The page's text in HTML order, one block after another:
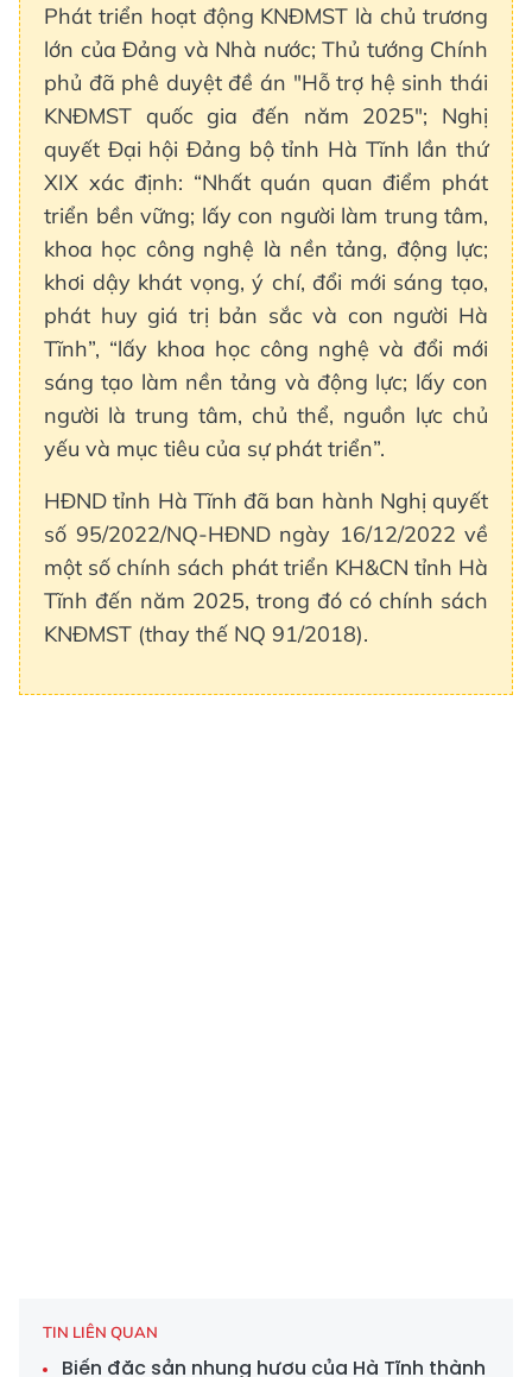
Phát triển hoạt động KNĐMST là chủ trương
lớn của Đảng và Nhà nước; Thủ tướng Chính
phủ đã phê duyệt đề án "Hỗ trợ hệ sinh thái
KNĐMST quốc gia đến năm 2025"; Nghị
quyết Đại hội Đảng bộ tỉnh Hà Tĩnh lần thứ
XIX xác định: “Nhất quán quan điểm phát
triển bền vững; lấy con người làm trung tâm,
khoa học công nghệ là nền tảng, động lực;
khơi dậy khát vọng, ý chí, đổi mới sáng tạo,
phát huy giá trị bản sắc và con người Hà
Tĩnh”, “lấy khoa học công nghệ và đổi mới
sáng tạo làm nền tảng và động lực; lấy con
người là trung tâm, chủ thể, nguồn lực chủ
yếu và mục tiêu của sự phát triển”.
HĐND tỉnh Hà Tĩnh đã ban hành Nghị quyết
số 95/2022/NQ-HĐND ngày 16/12/2022 về
một số chính sách phát triển KH&CN tỉnh Hà
Tĩnh đến năm 2025, trong đó có chính sách
KNĐMST (thay thế NQ 91/2018).
TIN LIÊN QUAN
Biến đặc sản nhung hươu của Hà Tĩnh thành